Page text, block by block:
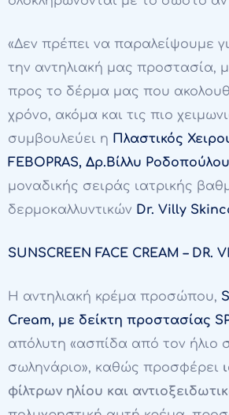
«Δεν πρέπει να παραλείψουμε
την αντηλιακή μας προστασία,
προς το δέρμα μας που
χρόνο, ακόμα και τις πιο
συμβουλεύει η Πλαστικός
FEBOPRAS, Δρ.Βίλλυ Ροδοπούλου
μοναδικής σειράς ιατρικής
δερμοκαλλυντικών Dr. Villy
SUNSCREEN FACE CREAM – DR.
Η αντηλιακή κρέμα προσώπου,
Cream, με δείκτη προστασίας
απόλυτη «ασπίδα από τον ήλιο
σωληνάριο», καθώς προσφέρει
φίλτρων ηλίου και